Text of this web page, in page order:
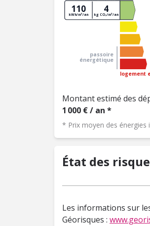
logement
passoire
énergétique
110
kWh/m²/an
4
kg CO₂/m²/an
Montant estimé des
1 000 € / an *
* Prix moyen des énergies
État des
Les informations sur
Géorisques :